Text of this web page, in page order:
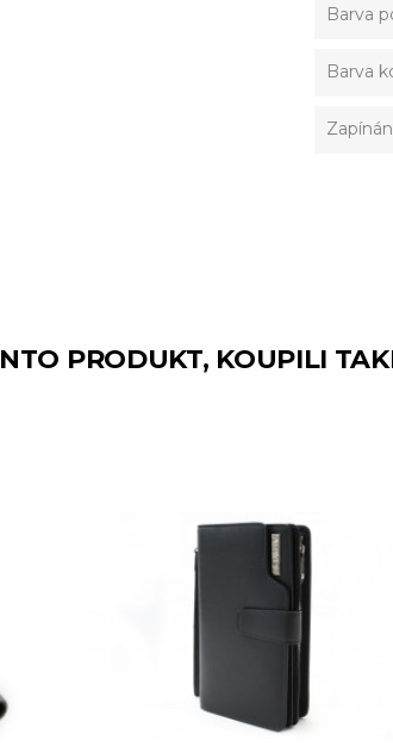
Barva
Barva
PRODUKT, KOUPILI